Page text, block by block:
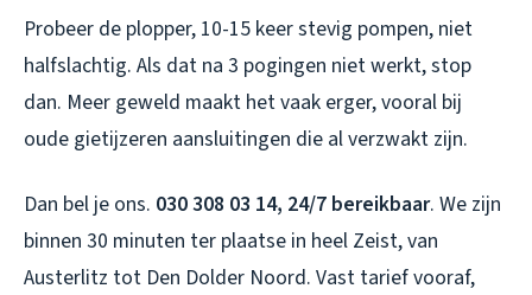
Probeer de plopper, 10-15 keer stevig pompen, niet
halfslachtig. Als dat na 3 pogingen niet werkt, stop
dan. Meer geweld maakt het vaak erger, vooral bij
oude gietijzeren aansluitingen die al verzwakt zijn.
Dan bel je ons. 030 308 03 14, 24/7 bereikbaar. We zijn
binnen 30 minuten ter plaatse in heel Zeist, van
Austerlitz tot Den Dolder Noord. Vast tarief vooraf,